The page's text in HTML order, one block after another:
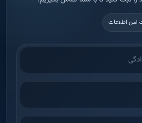
امن اطلاعات